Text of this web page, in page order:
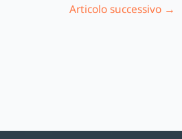
Articolo successivo →